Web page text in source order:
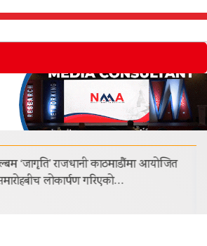
‘जागृति’ राजधानी काठमाडौंमा आयोजित
लोकार्पण गरिएको…